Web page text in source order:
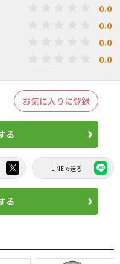
0.0
0.0
0.0
0.0
お気に入りに登録
る
LINEで送る
る